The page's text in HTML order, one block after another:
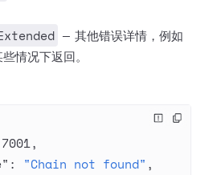
— 其他错误详情，例如
情况下返回。
7001,
: "Chain not found" ,